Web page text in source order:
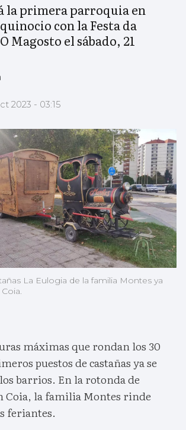
la primera parroquia en
con la Festa da
Magosto el sábado, 21
2023 - 03:15
La Eulogia de la familia Montes ya
máximas que rondan los 30
puestos de castañas ya se
barrios. En la rotonda de
Coia, la familia Montes rinde
feriantes.